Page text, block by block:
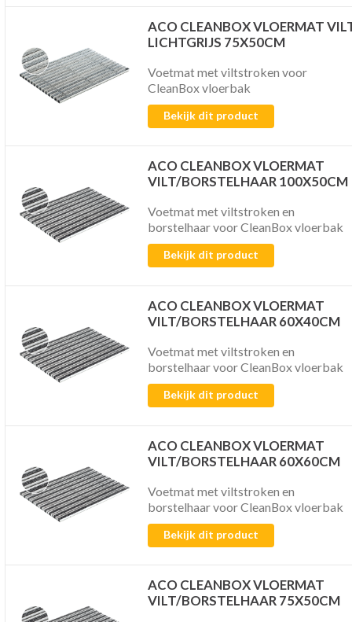
ACO CLEANBOX VLOERMAT
LICHTGRIJS 75X50CM
Voetmat met viltstroken voor
CleanBox vloerbak
Bekijk dit product
ACO CLEANBOX VLOERMAT
VILT/BORSTELHAAR 100X50CM
Voetmat met viltstroken en
borstelhaar voor CleanBox vloerbak
Bekijk dit product
ACO CLEANBOX VLOERMAT
VILT/BORSTELHAAR 60X40CM
Voetmat met viltstroken en
borstelhaar voor CleanBox vloerbak
Bekijk dit product
ACO CLEANBOX VLOERMAT
VILT/BORSTELHAAR 60X60CM
Voetmat met viltstroken en
borstelhaar voor CleanBox vloerbak
Bekijk dit product
ACO CLEANBOX VLOERMAT
VILT/BORSTELHAAR 75X50CM